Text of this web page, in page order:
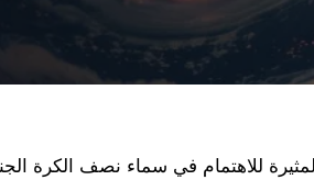
للاهتمام في سماء نصف الكرة